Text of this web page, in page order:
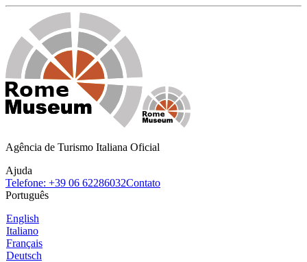
Agência de Turismo Italiana Oficial
Ajuda
Telefone: +39 06 62286032Contato
Português
English
Italiano
Français
Deutsch